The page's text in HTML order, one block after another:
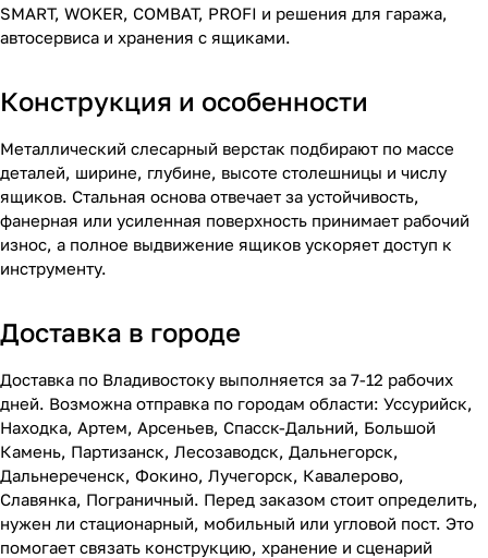
SMART, WOKER, COMBAT, PROFI и решения для гаража,
автосервиса и хранения с ящиками.
Конструкция и особенности
Металлический слесарный верстак подбирают по массе
деталей, ширине, глубине, высоте столешницы и числу
ящиков. Стальная основа отвечает за устойчивость,
фанерная или усиленная поверхность принимает рабочий
износ, а полное выдвижение ящиков ускоряет доступ к
инструменту.
Доставка в городе
Доставка по Владивостоку выполняется за 7-12 рабочих
дней. Возможна отправка по городам области: Уссурийск,
Находка, Артем, Арсеньев, Спасск-Дальний, Большой
Камень, Партизанск, Лесозаводск, Дальнегорск,
Дальнереченск, Фокино, Лучегорск, Кавалерово,
Славянка, Пограничный. Перед заказом стоит определить,
нужен ли стационарный, мобильный или угловой пост. Это
помогает связать конструкцию, хранение и сценарий